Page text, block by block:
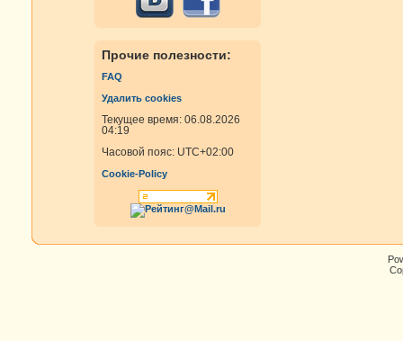
Прочие полезности:
FAQ
Удалить cookies
Текущее время: 06.08.2026
04:19
Часовой пояс: UTC+02:00
Cookie-Policy